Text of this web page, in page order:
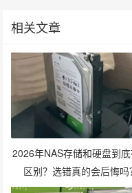
相关文章
2026年NAS存储和硬盘到
区别？选错真的会后悔吗